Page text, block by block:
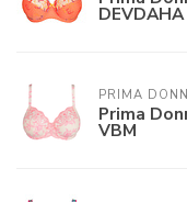
PRIMA
Prima
VBM